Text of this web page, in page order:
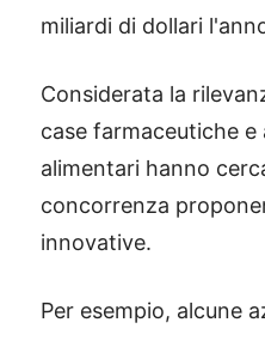
miliardi di dollari
Considerata la
case farmaceutiche
alimentari hanno
concorrenza
innovative.
Per esempio, alcune